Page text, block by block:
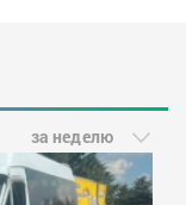
за неделю